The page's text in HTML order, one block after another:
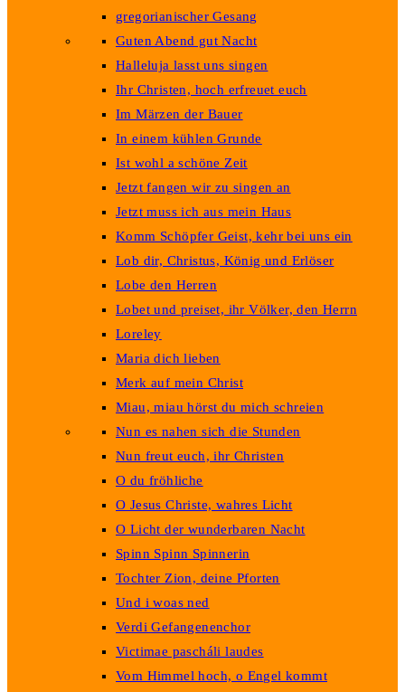
gregorianischer Gesang
Guten Abend gut Nacht
Halleluja lasst uns singen
Ihr Christen, hoch erfreuet euch
Im Märzen der Bauer
In einem kühlen Grunde
Ist wohl a schöne Zeit
Jetzt fangen wir zu singen an
Jetzt muss ich aus mein Haus
Komm Schöpfer Geist, kehr bei uns ein
Lob dir, Christus, König und Erlöser
Lobe den Herren
Lobet und preiset, ihr Völker, den Herrn
Loreley
Maria dich lieben
Merk auf mein Christ
Miau, miau hörst du mich schreien
Nun es nahen sich die Stunden
Nun freut euch, ihr Christen
O du fröhliche
O Jesus Christe, wahres Licht
O Licht der wunderbaren Nacht
Spinn Spinn Spinnerin
Tochter Zion, deine Pforten
Und i woas ned
Verdi Gefangenenchor
Victimae pascháli laudes
Vom Himmel hoch, o Engel kommt